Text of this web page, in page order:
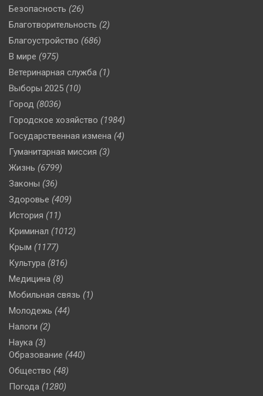
Безопасность (26)
Благотворительность (2)
Благоустройство (686)
В мире (975)
Ветеринарная служба (1)
Выборы 2025 (10)
Город (8036)
Городское хозяйство (1984)
Государственная измена (4)
Гуманитарная миссия (3)
Жизнь (6799)
Законы (36)
Здоровье (409)
История (11)
Криминал (1012)
Крым (1177)
Культура (816)
Медицина (8)
Мобильная связь (1)
Молодежь (44)
Налоги (2)
Наука (3)
Образование (440)
Общество (48)
Погода (1280)